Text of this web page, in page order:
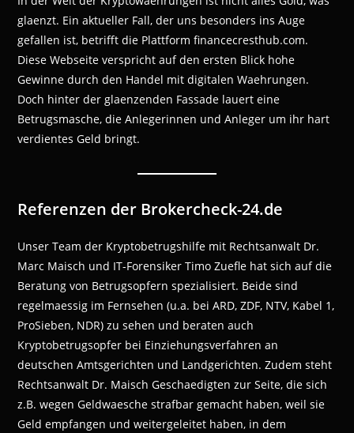
glaenzt. Ein aktueller Fall, der uns besonders ins Auge
gefallen ist, betrifft die Plattform financecresthub.com.
Diese Webseite verspricht auf den ersten Blick hohe
Gewinne durch den Handel mit digitalen Waehrungen.
Doch hinter der glaenzenden Fassade lauert eine
Betrugsmasche, die Anlegerinnen und Anleger um ihr hart
verdientes Geld bringt.
Referenzen der Brokercheck-24.de
Unser Team der Kryptobetrugshilfe mit Rechtsanwalt Dr.
Marc Maisch und IT-Forensiker Timo Zuefle hat sich auf die
Beratung von Betrugsopfern spezialisiert. Beide sind
regelmaessig im Fernsehen (u.a. bei ARD, ZDF, NTV, Kabel 1,
ProSieben, NDR) zu sehen und beraten auch
Kryptobetrugsopfer bei Einziehungsverfahren an
deutschen Amtsgerichten und Landgerichten. Zudem steht
Rechtsanwalt Dr. Maisch Geschaedigten zur Seite, die sich
z.B. wegen Geldwaesche strafbar gemacht haben, weil sie
Geld empfangen und weitergeleitet haben, in dem